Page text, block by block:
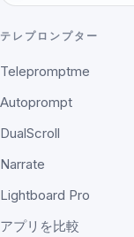
テレプロンプター
Telepromptme
Autoprompt
DualScroll
Narrate
Lightboard Pro
アプリを比較